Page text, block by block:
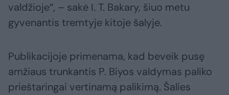
valdžioje“, – sakė I. T. Bakary, šiuo metu
gyvenantis tremtyje kitoje šalyje.
Publikacijoje primenama, kad beveik pusę
amžiaus trunkantis P. Biyos valdymas paliko
prieštaringai vertinamą palikimą. Šalies